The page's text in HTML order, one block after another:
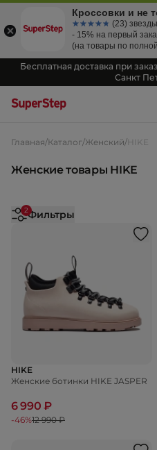
Бесплатная доставка при
Санкт
Главная/Каталог/Женский/HIKE
Женские товары HIKE
2Фильтры
HIKE
Женские ботинки HIKE JASPER
6 990 ₽
-46%12 990 ₽
Кроссовки и не
☆☆☆☆☆
★★★★★ (23) звезды
- 15% на первый
(на товары по